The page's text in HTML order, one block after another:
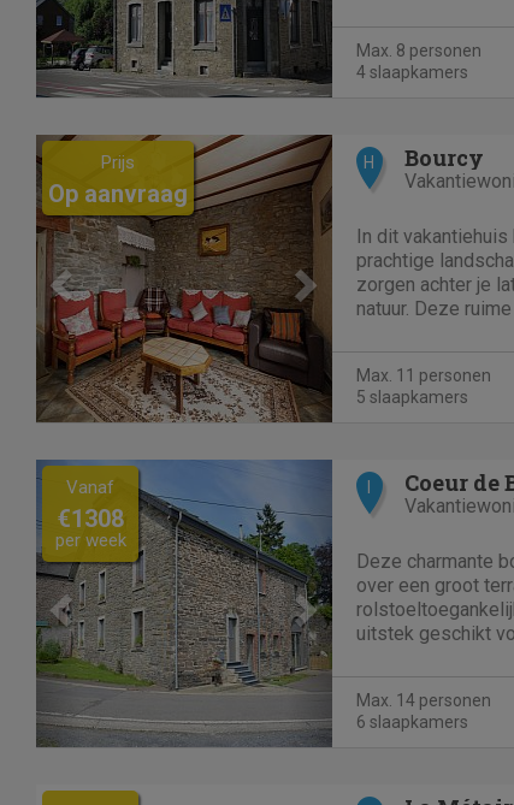
op 500 m van het
Max. 8 personen
4 slaapkamers
Previous Next
Prijs
Op aanvraag
H Bourcy
In dit
prachtige
zorgen achter je
natuur. Deze
directe omgeving
Max. 11 personen
5 slaapkamers
Previous Next
Vanaf
€1308
per week
Coeur de
Deze charmante
over een groot
uitstek geschikt
centrum, dat
Max. 14 personen
6 slaapkamers